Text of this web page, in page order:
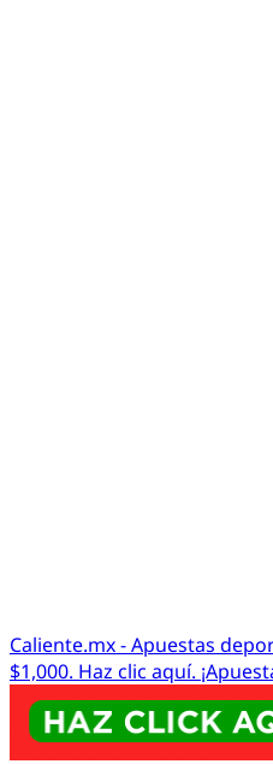
Caliente.mx - Apuestas
$1,000. Haz clic aquí.